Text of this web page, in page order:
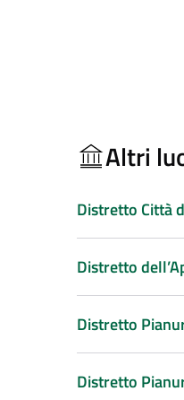
Altri
Distretto Città
Distretto
Distretto
Distretto